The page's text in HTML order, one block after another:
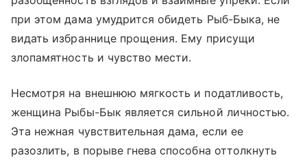
при этом дама умудрится обидеть Рыб-Быка, не
видать избраннице прощения. Ему присущи
злопамятность и чувство мести.
Несмотря на внешнюю мягкость и податливость,
женщина Рыбы-Бык является сильной личностью.
Эта нежная чувствительная дама, если ее
разозлить, в порыве гнева способна оттолкнуть